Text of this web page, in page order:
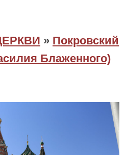
» Покровский
Блаженного)